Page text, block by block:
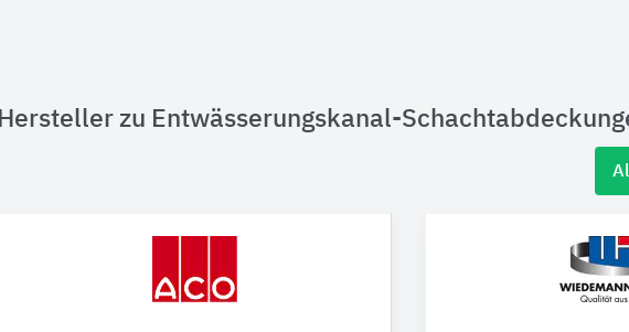
Hersteller zu Entwässerungskanal-